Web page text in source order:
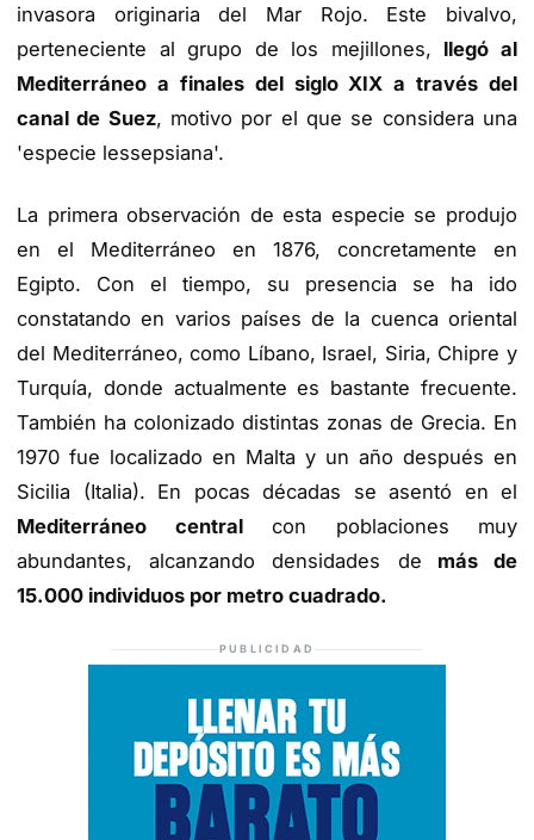
invasora originaria del Mar Rojo. Este bivalvo,
perteneciente al grupo de los mejillones, llegó al
Mediterráneo a finales del siglo XIX a través del
canal de Suez, motivo por el que se considera una
'especie lessepsiana'.
La primera observación de esta especie se produjo
en el Mediterráneo en 1876, concretamente en
Egipto. Con el tiempo, su presencia se ha ido
constatando en varios países de la cuenca oriental
del Mediterráneo, como Líbano, Israel, Siria, Chipre y
Turquía, donde actualmente es bastante frecuente.
También ha colonizado distintas zonas de Grecia. En
1970 fue localizado en Malta y un año después en
Sicilia (Italia). En pocas décadas se asentó en el
Mediterráneo centralcon poblaciones muy
abundantes, alcanzando densidades de más de
15.000 individuos por metro cuadrado.
PUBLICIDAD